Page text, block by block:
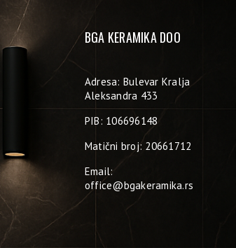
BGA KERAMIKA DOO
Adresa: Bulevar Kralja
Aleksandra 433
PIB: 106696148
Matični broj: 20661712
Email:
office@bgakeramika.rs